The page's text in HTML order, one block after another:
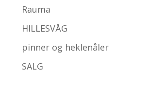
Rauma
HILLESVÅG
pinner og heklenåler
SALG